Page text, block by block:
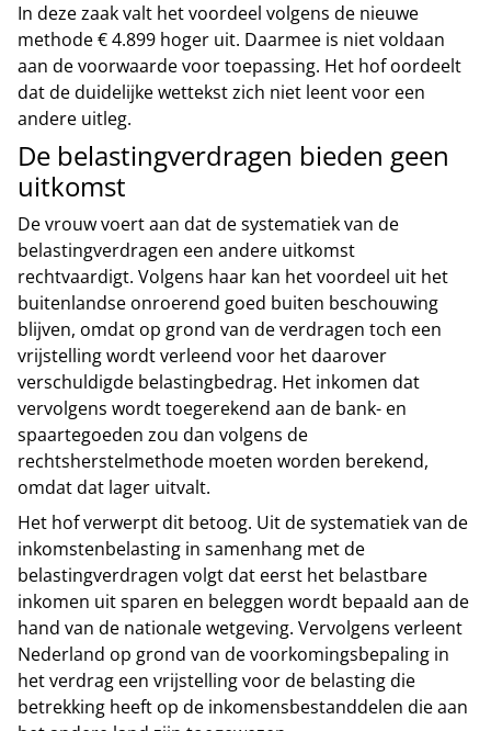
In deze zaak valt het voordeel volgens de nieuwe
methode € 4.899 hoger uit. Daarmee is niet voldaan
aan de voorwaarde voor toepassing. Het hof oordeelt
dat de duidelijke wettekst zich niet leent voor een
andere uitleg.
De belastingverdragen bieden geen
uitkomst
De vrouw voert aan dat de systematiek van de
belastingverdragen een andere uitkomst
rechtvaardigt. Volgens haar kan het voordeel uit het
buitenlandse onroerend goed buiten beschouwing
blijven, omdat op grond van de verdragen toch een
vrijstelling wordt verleend voor het daarover
verschuldigde belastingbedrag. Het inkomen dat
vervolgens wordt toegerekend aan de bank- en
spaartegoeden zou dan volgens de
rechtsherstelmethode moeten worden berekend,
omdat dat lager uitvalt.
Het hof verwerpt dit betoog. Uit de systematiek van de
inkomstenbelasting in samenhang met de
belastingverdragen volgt dat eerst het belastbare
inkomen uit sparen en beleggen wordt bepaald aan de
hand van de nationale wetgeving. Vervolgens verleent
Nederland op grond van de voorkomingsbepaling in
het verdrag een vrijstelling voor de belasting die
betrekking heeft op de inkomensbestanddelen die aan